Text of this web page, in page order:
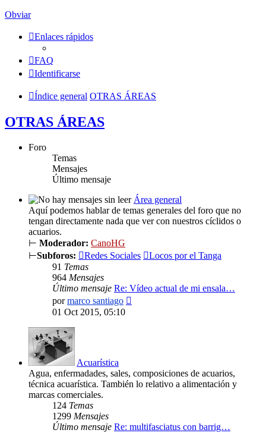
Obviar
Enlaces rápidos
FAQ
Identificarse
Índice general OTRAS ÁREAS
OTRAS ÁREAS
Foro
Temas
Mensajes
Último mensaje
Área general
Aquí podemos hablar de temas generales del foro que no
tengan directamente nada que ver con nuestros cíclidos o
acuarios.
⊢ Moderador: CanoHG
⊢Subforos: Redes Sociales
Locos por el Tanga
91 Temas
964 Mensajes
Último mensaje Re: Vídeo actual de mi ensala…
pormarco santiago
01 Oct 2015, 05:10
Acuarística
Agua, enfermadades, sales, composiciones de acuarios,
técnica acuarística. También lo relativo a alimentación y
marcas comerciales.
124 Temas
1299 Mensajes
Último mensaje Re: multifasciatus con barrig…